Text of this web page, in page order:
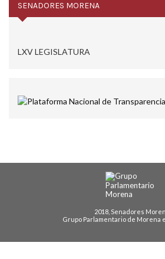
SENADORES MORENA
LXV LEGISLATURA
2018, Senadores
Grupo Parlamentario de Morena